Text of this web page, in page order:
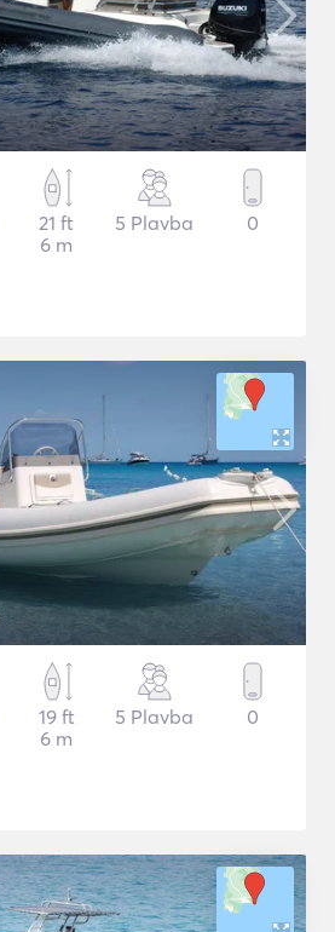
21 ft
6 m
5 Plavba 0
19 ft
6 m
5 Plavba 0